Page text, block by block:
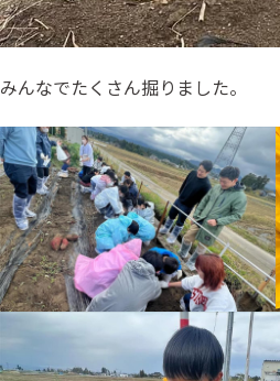
みんなでたくさん掘りました。